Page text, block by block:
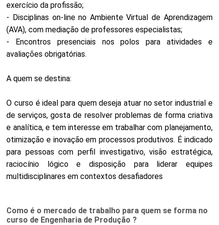
exercício da profissão;
- Disciplinas on-line no Ambiente Virtual de Aprendizagem
(AVA), com mediação de professores especialistas;
- Encontros presenciais nos polos para atividades e
avaliações obrigatórias.
A quem se destina:
O curso é ideal para quem deseja atuar no setor industrial e
de serviços, gosta de resolver problemas de forma criativa
e analítica, e tem interesse em trabalhar com planejamento,
otimização e inovação em processos produtivos. É indicado
para pessoas com perfil investigativo, visão estratégica,
raciocínio lógico e disposição para liderar equipes
multidisciplinares em contextos desafiadores
Como é o mercado de trabalho para quem se forma no
curso de Engenharia de Produção ?